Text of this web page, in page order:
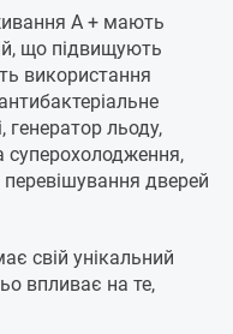
А + мають
що підвищують
використання
генератор льоду,
суперохолодження,
дверей
свій унікальний
впливає на те,